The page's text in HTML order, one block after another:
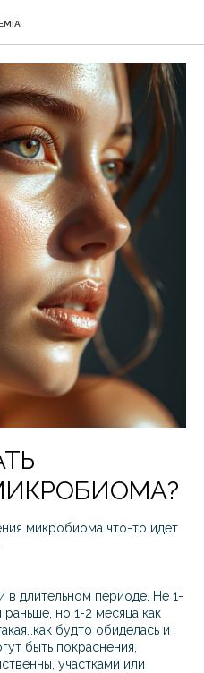
микробиома что-то идет
в длительном периоде. Не 1-
раньше, но 1-2 месяца как
будто обиделась и
быть покраснения,
участками или